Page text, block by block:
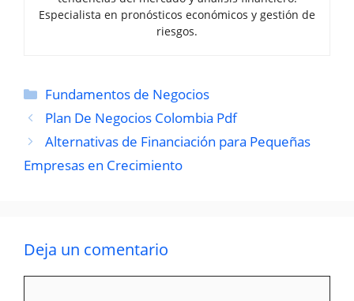
Especialista en pronósticos económicos y gestión de
riesgos.
Categorías
Fundamentos de Negocios
Plan De Negocios Colombia Pdf
Alternativas de Financiación para Pequeñas
Empresas en Crecimiento
Deja un comentario